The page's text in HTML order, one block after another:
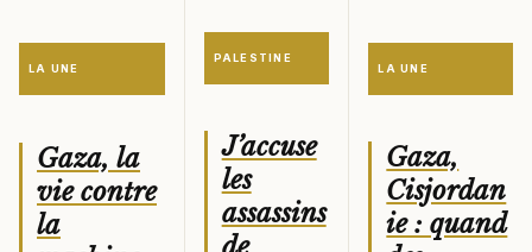
LA UNE
Gaza, la
vie contre
la
PALESTINE
J’accuse
les
assassins
LA UNE
Gaza,
Cisjordan
ie : quand